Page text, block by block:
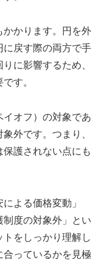
かかります。円を外
に戻す際の両方で手
に影響するため、
す。
イオフ）の対象であ
外です。つまり、
護されない点にも
よる価格変動」
制度の対象外」とい
をしっかり理解し
合っているかを見極